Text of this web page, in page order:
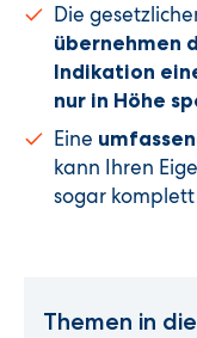
Die
übernehmen
Indikation
nur in Höhe
Eine
kann Ihren
sogar
Themen in